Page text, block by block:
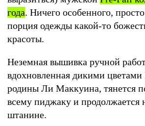
года. Ничего особенного,
порция одежды какой-то
красоты.
Неземная вышивка ручной
вдохновленная дикими
родины Ли Маккуина, тянется
всему пиджаку и продолжается
штанине.